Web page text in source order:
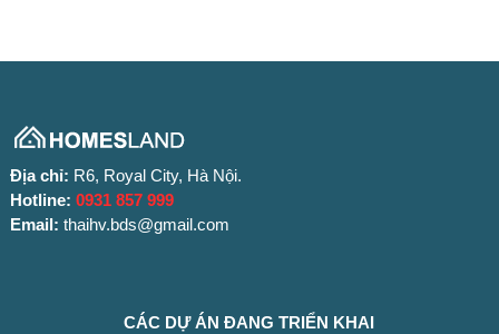
thông thuỷ), nếu căn hộ nào có gói 10 năm thì được miễn phí
quản lý này.
+ Phí gửi xe máy:45.000đ/xe/tháng
+ Phí gửi xe ô tô:1.250.000đ/xe/tháng
Địa chỉ: R6, Royal City, Hà Nội.
Hotline: 0931 857 999
Email: thaihv.bds@gmail.com
CÁC DỰ ÁN ĐANG TRIỂN KHAI